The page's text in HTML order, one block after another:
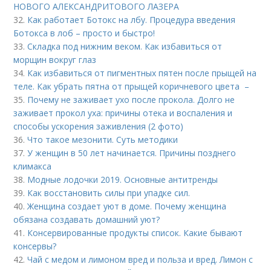
НОВОГО АЛЕКСАНДРИТОВОГО ЛАЗЕРА
32. Как работает Ботокс на лбу. Процедура введения
Ботокса в лоб – просто и быстро!
33.Складка под нижним веком. Как избавиться от
морщин вокруг глаз
34. Как избавиться от пигментных пятен после прыщей на
теле. Как убрать пятна от прыщей коричневого цвета –
35. Почему не заживает ухо после прокола. Долго не
заживает прокол уха: причины отека и воспаления и
способы ускорения заживления (2 фото)
36.Что такое мезонити. Суть методики
37.У женщин в 50 лет начинается. Причины позднего
климакса
38. Модные лодочки 2019. Основные антитренды
39. Как восстановить силы при упадке сил.
40.Женщина создает уют в доме. Почему женщина
обязана создавать домашний уют?
41. Консервированные продукты список. Какие бывают
консервы?
42.Чай с медом и лимоном вред и польза и вред. Лимон с